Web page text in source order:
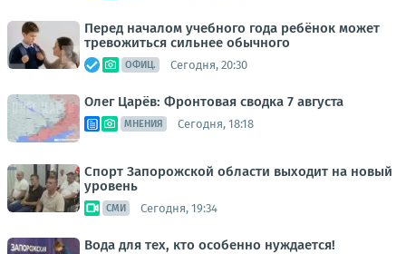
Перед началом учебного года ребёнок может
тревожиться сильнее обычного
ОФИЦ. Сегодня, 20:30
Олег Царёв: Фронтовая сводка 7 августа
МНЕНИЯ Сегодня, 18:18
Спорт Запорожской области выходит на новый
уровень
СМИ Сегодня, 19:34
Вода для тех, кто особенно нуждается!